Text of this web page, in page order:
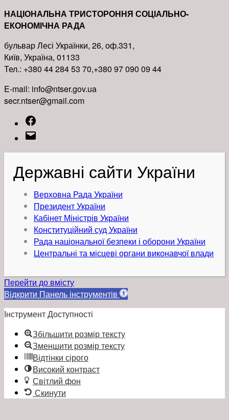
НАЦІОНАЛЬНА ТРИСТОРОННЯ СОЦІАЛЬНО-
ЕКОНОМІЧНА РАДА
бульвар Лесі Українки, 26, оф.331,
Київ, Україна, 01133
Тел.: +380 44 284 53 70,+380 97 090 09 44
E-mail: info@ntser.gov.ua
secr.ntser@gmail.com
Державні сайти України
Верховна Рада України
Президент України
Кабінет Міністрів України
Конституційний суд України
Рада національної безпеки і оборони України
Центральні та місцеві органи виконавчої влади
Перейти до вмісту
Відкрити Панель інструментів
Інструмент Доступності
Збільшити розмір тексту
Зменшити розмір тексту
Відтінки сірого
Високий контраст
Світлий фон
Скинути